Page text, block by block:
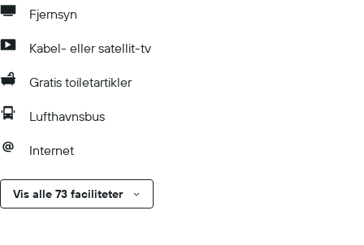
Fjernsyn
Kabel- eller satellit-tv
Gratis toiletartikler
Lufthavnsbus
Internet
Vis alle 73 faciliteter